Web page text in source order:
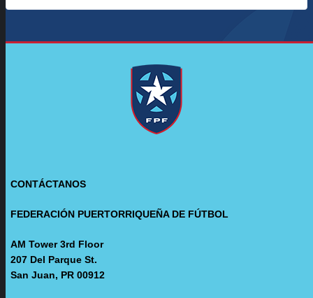
CONTÁCTANOS
FEDERACIÓN PUERTORRIQUEÑA DE FÚTBOL
AM Tower 3rd Floor
207 Del Parque St.
San Juan, PR 00912